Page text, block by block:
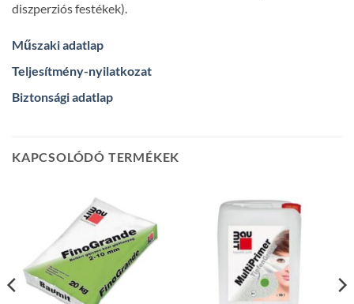
diszperziós festékek).
Műszaki adatlap
Teljesítmény-nyilatkozat
Biztonsági adatlap
KAPCSOLÓDÓ TERMÉKEK